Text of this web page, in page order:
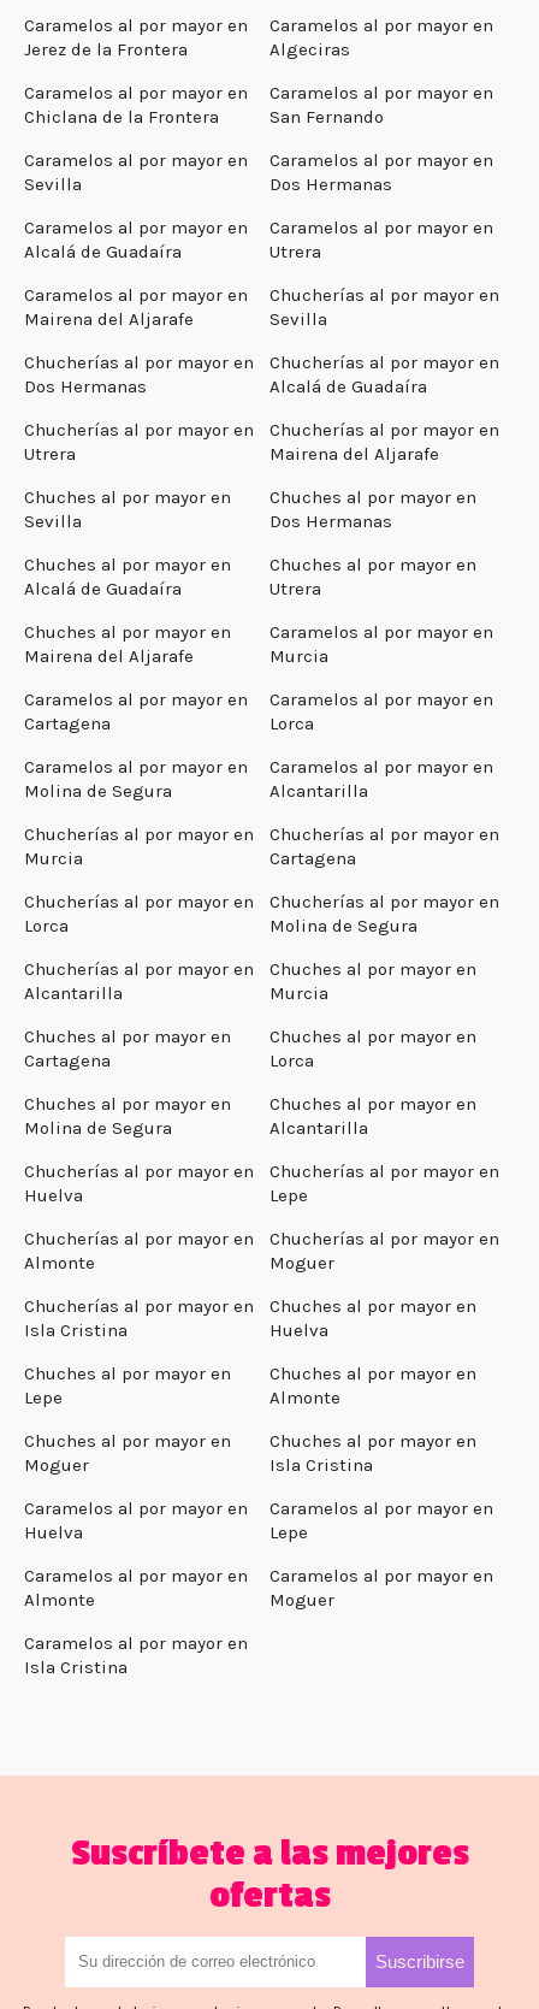
Caramelos al por mayor en
Jerez de la Frontera
Caramelos al por mayor en
Algeciras
Caramelos al por mayor en
Chiclana de la Frontera
Caramelos al por mayor en
San Fernando
Caramelos al por mayor en
Sevilla
Caramelos al por mayor en
Dos Hermanas
Caramelos al por mayor en
Alcalá de Guadaíra
Caramelos al por mayor en
Utrera
Caramelos al por mayor en
Mairena del Aljarafe
Chucherías al por mayor en
Sevilla
Chucherías al por mayor en
Dos Hermanas
Chucherías al por mayor en
Alcalá de Guadaíra
Chucherías al por mayor en
Utrera
Chucherías al por mayor en
Mairena del Aljarafe
Chuches al por mayor en
Sevilla
Chuches al por mayor en
Dos Hermanas
Chuches al por mayor en
Alcalá de Guadaíra
Chuches al por mayor en
Utrera
Chuches al por mayor en
Mairena del Aljarafe
Caramelos al por mayor en
Murcia
Caramelos al por mayor en
Cartagena
Caramelos al por mayor en
Lorca
Caramelos al por mayor en
Molina de Segura
Caramelos al por mayor en
Alcantarilla
Chucherías al por mayor en
Murcia
Chucherías al por mayor en
Cartagena
Chucherías al por mayor en
Lorca
Chucherías al por mayor en
Molina de Segura
Chucherías al por mayor en
Alcantarilla
Chuches al por mayor en
Murcia
Chuches al por mayor en
Cartagena
Chuches al por mayor en
Lorca
Chuches al por mayor en
Molina de Segura
Chuches al por mayor en
Alcantarilla
Chucherías al por mayor en
Huelva
Chucherías al por mayor en
Lepe
Chucherías al por mayor en
Almonte
Chucherías al por mayor en
Moguer
Chucherías al por mayor en
Isla Cristina
Chuches al por mayor en
Huelva
Chuches al por mayor en
Lepe
Chuches al por mayor en
Almonte
Chuches al por mayor en
Moguer
Chuches al por mayor en
Isla Cristina
Caramelos al por mayor en
Huelva
Caramelos al por mayor en
Lepe
Caramelos al por mayor en
Almonte
Caramelos al por mayor en
Moguer
Caramelos al por mayor en
Isla Cristina
Suscríbete a las mejores
ofertas